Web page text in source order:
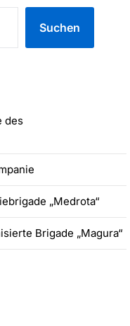
Suchen
des
„Medrota“
Brigade „Magura“